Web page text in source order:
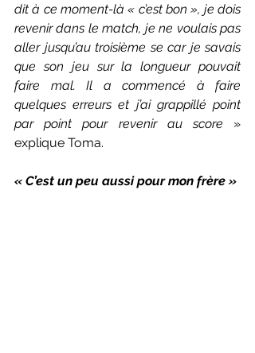
dit à ce moment-là « c’est bon », je dois
revenir dans le match, je ne voulais pas
aller jusqu’au troisième se car je savais
que son jeu sur la longueur pouvait
faire mal. Il a commencé à faire
quelques erreurs et j’ai grappillé point
par point pour revenir au score »
explique Toma.
« C’est un peu aussi pour mon frère »